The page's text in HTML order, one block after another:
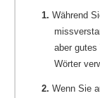
1. Während
aber
Wörter
2. Wenn Sie